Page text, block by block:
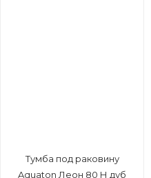
Тумба под раковину
Aquaton Леон 80 Н дуб